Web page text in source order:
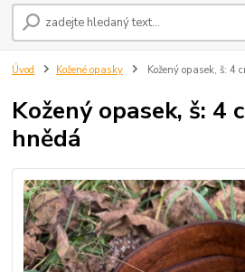
Úvod Kožené opasky Kožený opasek, š: 4
Kožený opasek, š: 4
hnědá